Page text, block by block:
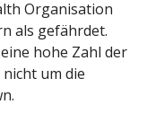
Organisation
als gefährdet.
hohe Zahl der
um die